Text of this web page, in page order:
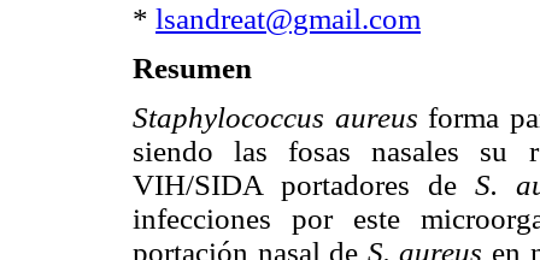
* lsandreat@gmail.com
Resumen
Staphylococcus aureus forma
siendo las fosas nasales su
VIH/SIDA portadores de S.
infecciones por este
portación nasal de S. aureus en